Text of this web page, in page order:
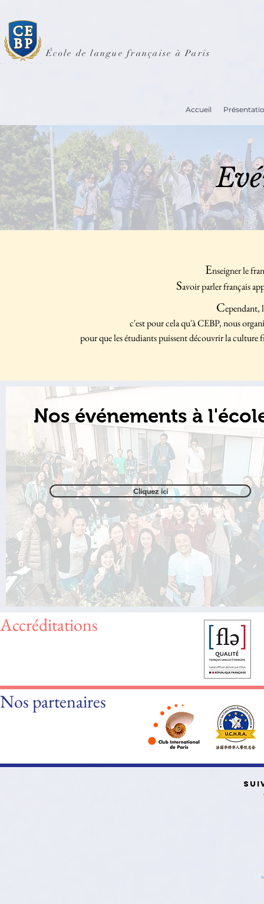
École de langue française à Paris
Accueil
Enseigner le
Savoir parler français
Cependant,
c'est pour cela qu'à CEBP,nous
pour que les étudiants puissent découvrir la culture
Nos événements à
Cliquez ici
Accréditations
Nos partenaires